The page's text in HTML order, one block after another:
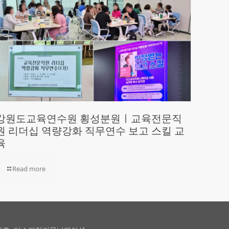
원도교육연수원 횡성분원ㅣ교육전문직
리더십 역량강화 직무연수 보고 스킬 교
Read more